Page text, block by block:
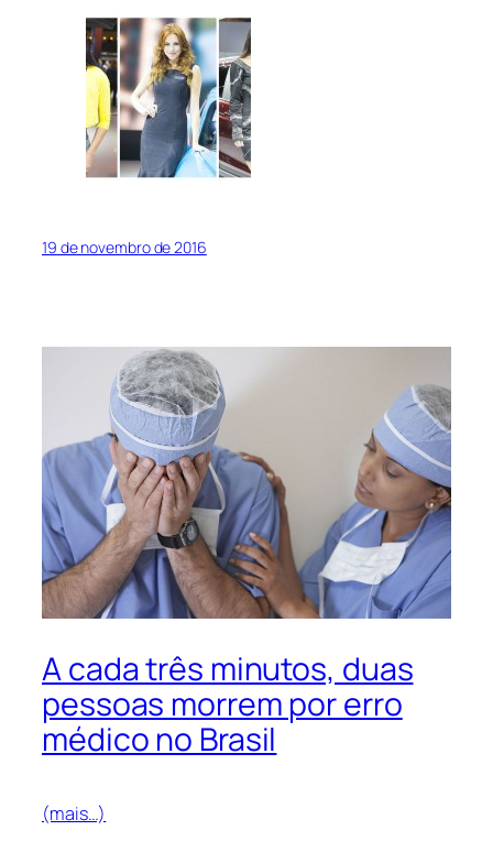
19 de novembro de 2016
A cada três minutos, duas
pessoas morrem por erro
médico no Brasil
(mais…)